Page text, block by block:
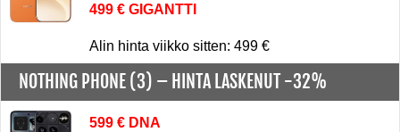
499 € GIGANTTI
Alin hinta viikko sitten: 499 €
NOTHING PHONE (3) – HINTA LASKENUT -32%
599 € DNA